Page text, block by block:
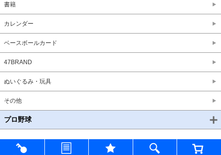
書籍
カレンダー
ベースボールカード
47BRAND
ぬいぐるみ・玩具
その他
プロ野球